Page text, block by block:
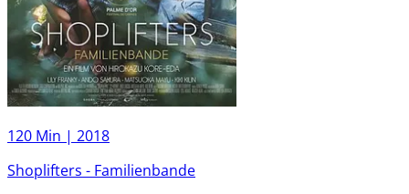
120 Min | 2018
Shoplifters - Familienbande